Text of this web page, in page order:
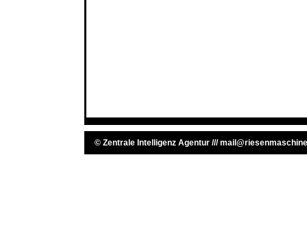
© Zentrale Intelligenz Agentur///